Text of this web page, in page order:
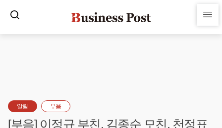
알림 부음
[부음] 이정규 부친, 김종순 모친, 천정표